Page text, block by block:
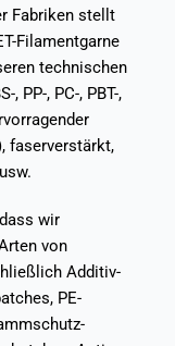
Fabriken stellt
Filamentgarne
technischen
PP-, PC-, PBT-,
faserverstärkt,
wir
von
Additiv-
PE-